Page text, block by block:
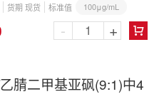
货期 现货 标准值 100μg/mL

- +
腈二甲基亚砜(9:1)中4